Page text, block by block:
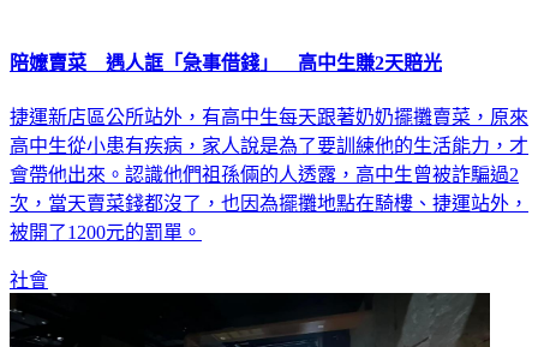
陪嬤賣菜 遇人誆「急事借錢」 高中生賺2天賠光
捷運新店區公所站外，有高中生每天跟著奶奶擺攤賣菜，原來
高中生從小患有疾病，家人說是為了要訓練他的生活能力，才
會帶他出來。認識他們祖孫倆的人透露，高中生曾被詐騙過2
次，當天賣菜錢都沒了，也因為擺攤地點在騎樓、捷運站外，
被開了1200元的罰單。
社會